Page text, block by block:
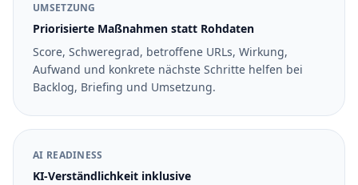
UMSETZUNG
Priorisierte Maßnahmen statt Rohdaten
Score, Schweregrad, betroffene URLs, Wirkung,
Aufwand und konkrete nächste Schritte helfen bei
Backlog, Briefing und Umsetzung.
AI READINESS
KI-Verständlichkeit inklusive